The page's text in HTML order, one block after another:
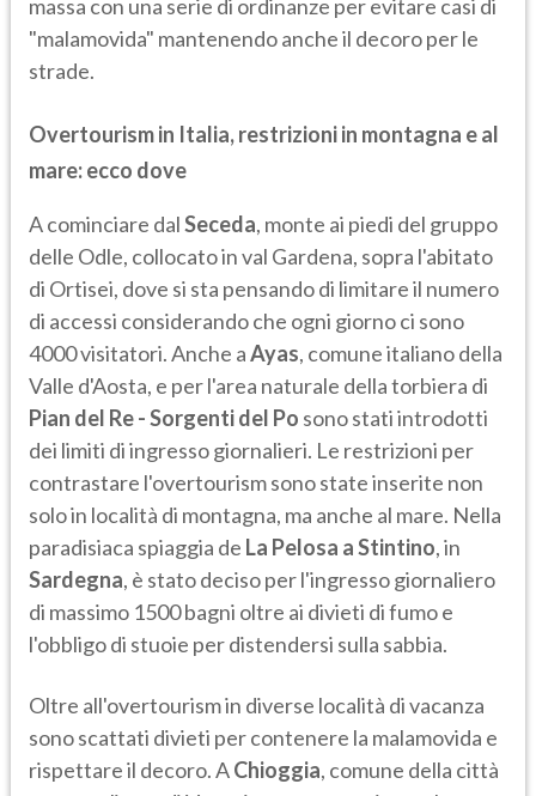
massa con una serie di ordinanze per evitare casi di
"malamovida" mantenendo anche il decoro per le
strade.
Overtourism in Italia, restrizioni in montagna e al
mare: ecco dove
A cominciare dalSeceda, monte ai piedi del gruppo
delle Odle, collocato in val Gardena, sopra l'abitato
di Ortisei, dove si sta pensando di limitare il numero
di accessi considerando che ogni giorno ci sono
4000 visitatori. Anche aAyas, comune italiano della
Valle d'Aosta, e per l'area naturale della torbiera di
Pian del Re - Sorgenti del Po sono stati introdotti
dei limiti di ingresso giornalieri. Le restrizioni per
contrastare l'overtourism sono state inserite non
solo in località di montagna, ma anche al mare. Nella
paradisiaca spiaggia de La Pelosa a Stintino, in
Sardegna, è stato deciso per l'ingresso giornaliero
di massimo 1500 bagni oltre ai divieti di fumo e
l'obbligo di stuoie per distendersi sulla sabbia.
Oltre all'overtourism in diverse località di vacanza
sono scattati divieti per contenere la malamovida e
rispettare il decoro. AChioggia, comune della città